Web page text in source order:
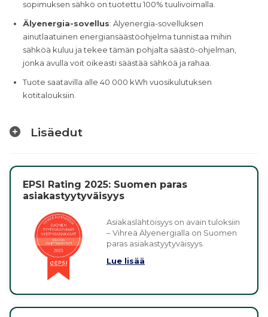
sopimuksen sähkö on tuotettu 100% tuulivoimalla.
Älyenergia-sovellus: Älyenergia-sovelluksen
ainutlaatuinen energiansäästöohjelma tunnistaa mihin
sähköä kuluu ja tekee tämän pohjalta säästö-ohjelman,
jonka avulla voit oikeasti säästää sähköä ja rahaa.
Tuote saatavilla alle 40 000 kWh vuosikulutuksen
kotitalouksiin.
Lisäedut
EPSI Rating 2025: Suomen paras
asiakastyytyväisyys
Asiakaslähtöisyys on avain tuloksiin
– Vihreä Älyenergialla on Suomen
paras asiakastyytyväisyys.
Lue lisää